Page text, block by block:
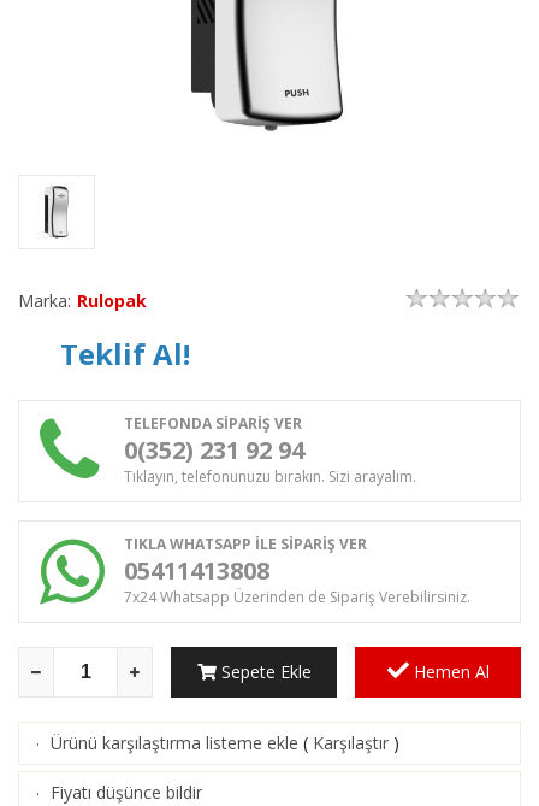
Marka: Rulopak
Teklif Al!
TELEFONDA SİPARİŞ VER
0(352) 231 92 94
Tıklayın, telefonunuzu bırakın. Sizi arayalım.
TIKLA WHATSAPP İLE SİPARİŞ VER
05411413808
7x24 Whatsapp Üzerinden de Sipariş Verebilirsiniz.
Sepete Ekle Hemen Al
· Ürünü karşılaştırma listeme ekle ( Karşılaştır )
· Fiyatı düşünce bildir